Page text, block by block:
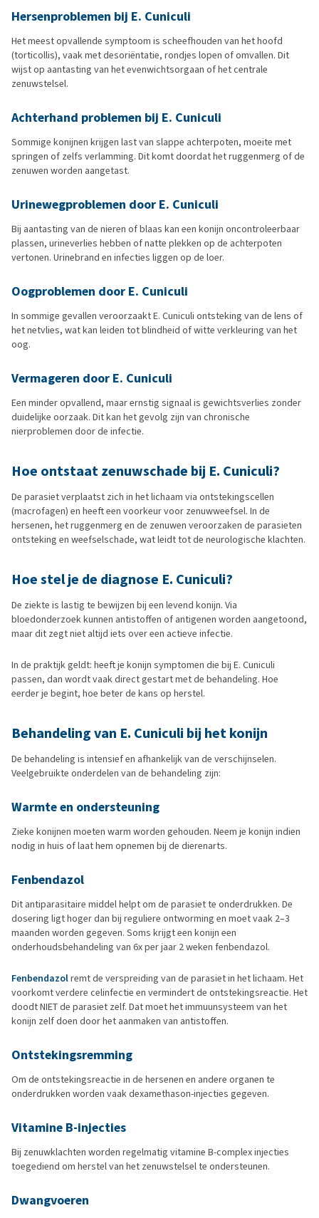
Hersenproblemen bij E. Cuniculi
Het meest opvallende symptoom is scheefhouden van het hoofd
(torticollis), vaak met desoriëntatie, rondjes lopen of omvallen. Dit
wijst op aantasting van het evenwichtsorgaan of het centrale
zenuwstelsel.
Achterhand problemen bij E. Cuniculi
Sommige konijnen krijgen last van slappe achterpoten, moeite met
springen of zelfs verlamming. Dit komt doordat het ruggenmerg of de
zenuwen worden aangetast.
Urinewegproblemen door E. Cuniculi
Bij aantasting van de nieren of blaas kan een konijn oncontroleerbaar
plassen, urineverlies hebben of natte plekken op de achterpoten
vertonen. Urinebrand en infecties liggen op de loer.
Oogproblemen door E. Cuniculi
In sommige gevallen veroorzaakt E. Cuniculi ontsteking van de lens of
het netvlies, wat kan leiden tot blindheid of witte verkleuring van het
oog.
Vermageren door E. Cuniculi
Een minder opvallend, maar ernstig signaal is gewichtsverlies zonder
duidelijke oorzaak. Dit kan het gevolg zijn van chronische
nierproblemen door de infectie.
Hoe ontstaat zenuwschade bij E. Cuniculi?
De parasiet verplaatst zich in het lichaam via ontstekingscellen
(macrofagen) en heeft een voorkeur voor zenuwweefsel. In de
hersenen, het ruggenmerg en de zenuwen veroorzaken de parasieten
ontsteking en weefselschade, wat leidt tot de neurologische klachten.
Hoe stel je de diagnose E. Cuniculi?
De ziekte is lastig te bewijzen bij een levend konijn. Via
bloedonderzoek kunnen antistoffen of antigenen worden aangetoond,
maar dit zegt niet altijd iets over een actieve infectie.
In de praktijk geldt: heeft je konijn symptomen die bij E. Cuniculi
passen, dan wordt vaak direct gestart met de behandeling. Hoe
eerder je begint, hoe beter de kans op herstel.
Behandeling van E. Cuniculi bij het konijn
De behandeling is intensief en afhankelijk van de verschijnselen.
Veelgebruikte onderdelen van de behandeling zijn:
Warmte en ondersteuning
Zieke konijnen moeten warm worden gehouden. Neem je konijn indien
nodig in huis of laat hem opnemen bij de dierenarts.
Fenbendazol
Dit antiparasitaire middel helpt om de parasiet te onderdrukken. De
dosering ligt hoger dan bij reguliere ontworming en moet vaak 2–3
maanden worden gegeven. Soms krijgt een konijn een
onderhoudsbehandeling van 6x per jaar 2 weken fenbendazol.
Fenbendazolremt de verspreiding van de parasiet in het lichaam. Het
voorkomt verdere celinfectie en vermindert de ontstekingsreactie. Het
doodt NIET de parasiet zelf. Dat moet het immuunsysteem van het
konijn zelf doen door het aanmaken van antistoffen.
Ontstekingsremming
Om de ontstekingsreactie in de hersenen en andere organen te
onderdrukken worden vaak dexamethason-injecties gegeven.
Vitamine B-injecties
Bij zenuwklachten worden regelmatig vitamine B-complex injecties
toegediend om herstel van het zenuwstelsel te ondersteunen.
Dwangvoeren